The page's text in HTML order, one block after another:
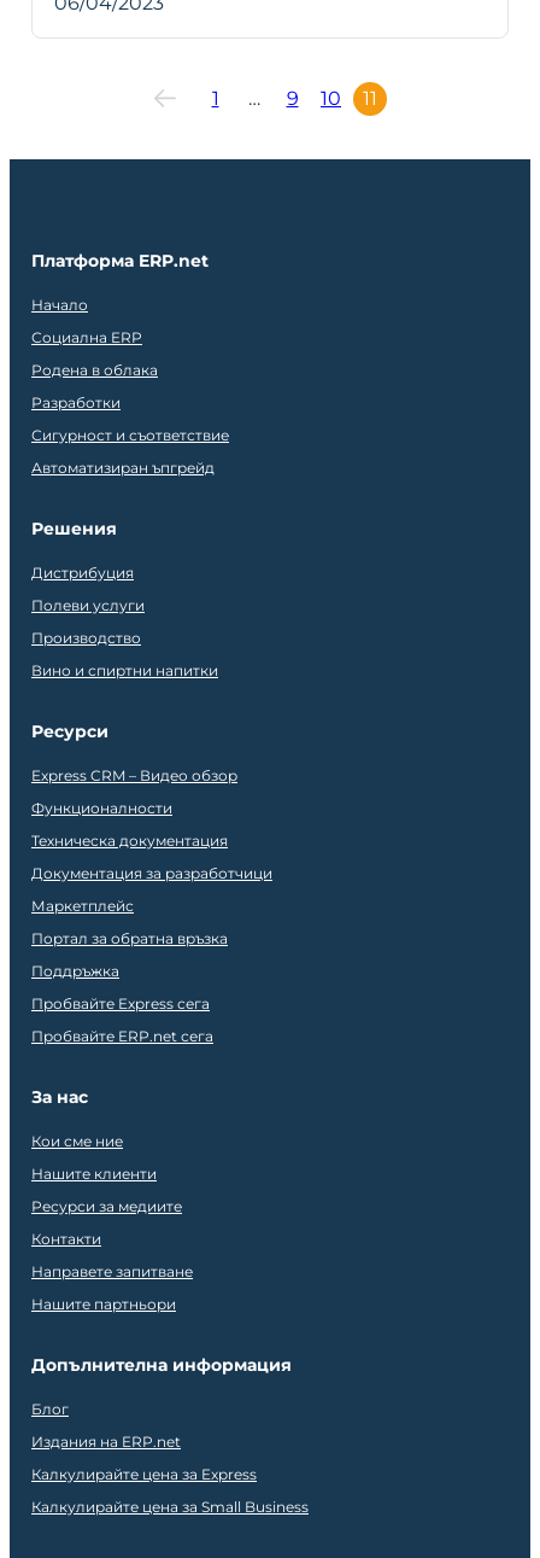
1 … 9 10 11
Платформа ERP.net
Начало
Социална ERP
Родена в облака
Разработки
Сигурност и съответствие
Автоматизиран ъпгрейд
Решения
Дистрибуция
Полеви услуги
Производство
Вино и спиртни напитки
Ресурси
Express CRM – Видео обзор
Функционалности
Техническа документация
Документация за разработчици
Маркетплейс
Портал за обратна връзка
Поддръжка
Пробвайте Express сега
Пробвайте ERP.net сега
За нас
Кои сме ние
Нашите клиенти
Ресурси за медиите
Контакти
Направете запитване
Нашите партньори
Допълнителна информация
Блог
Издания на ERP.net
Калкулирайте цена за Express
Калкулирайте цена за Small Business